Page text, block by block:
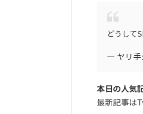
どうして
— ヤリ
本日の人気
最新記事